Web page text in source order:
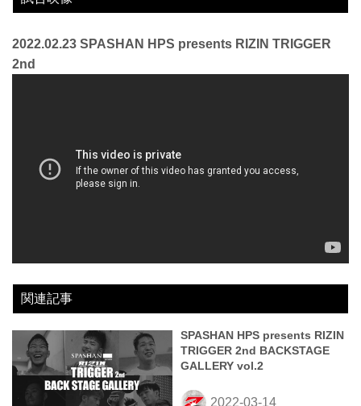
2022.02.23 SPASHAN HPS presents RIZIN TRIGGER
2nd
関連記事
SPASHAN HPS presents RIZIN
TRIGGER 2nd BACKSTAGE
GALLERY vol.2